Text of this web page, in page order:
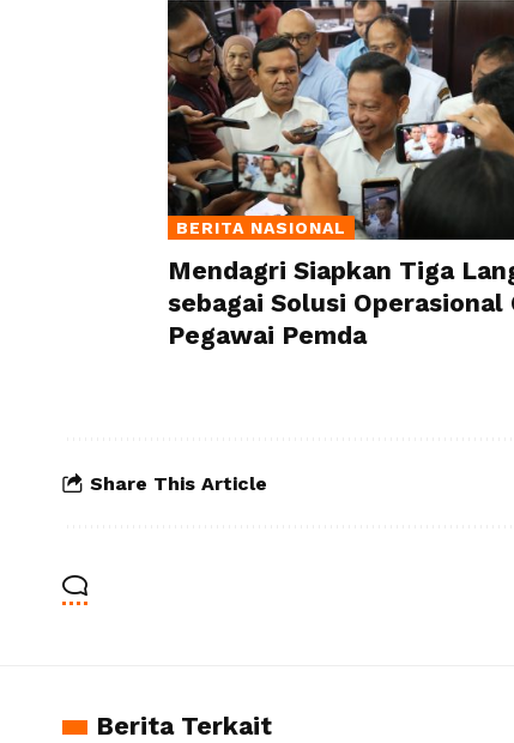
BERITA NASIONAL
Mendagri Siapkan Tiga
sebagai Solusi Operasional
Pegawai Pemda
Share This Article
Berita Terkait